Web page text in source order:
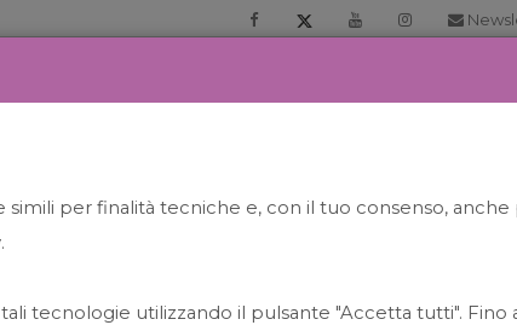
per finalità tecniche e, con il tuo consenso,
.
tecnologie utilizzando il pulsante "Accetta tutti". Fino